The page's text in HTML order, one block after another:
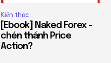
Kiến thức
[Ebook] Naked Forex –
chén thánh Price
Action?